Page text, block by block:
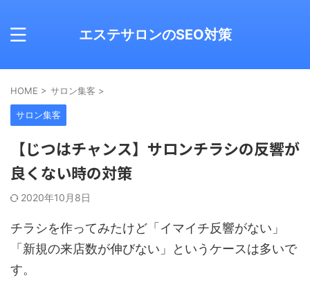
エステサロンのSEO対策
HOME > サロン集客 >
サロン集客
【じつはチャンス】サロンチラシの反響が
良くない時の対策
2020年10月8日
チラシを作ってみたけど「イマイチ反響がない」
「新規の来店数が伸びない」というケースは多いで
す。